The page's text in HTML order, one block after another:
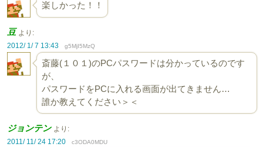
楽しかった！！
豆 より:
2012/ 1/ 7 13:43
g5MjI5MzQ
斎藤(１０１)のPCパスワードは分かっているのです
が、
パスワードをPCに入れる画面が出てきません…
誰か教えてください＞＜
ジョンテン より:
2011/ 11/ 24 17:20
c3ODA0MDU